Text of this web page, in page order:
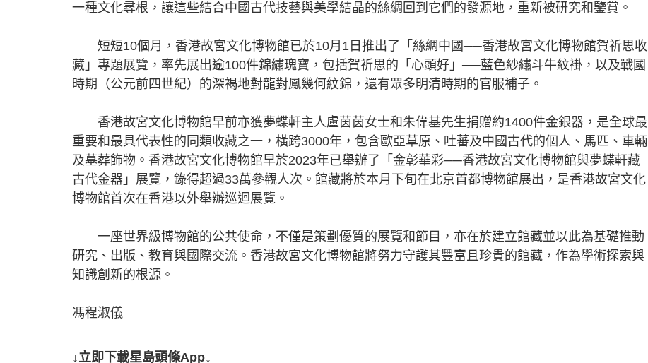
一種文化尋根，讓這些結合中國古代技藝與美學結晶的絲綢回到它們的發源地，重新被研究和鑒賞。
短短10個月，香港故宮文化博物館已於10月1日推出了「絲綢中國──香港故宮文化博物館賀祈思收
藏」專題展覽，率先展出逾100件錦繡瑰寶，包括賀祈思的「心頭好」──藍色紗繡斗牛紋褂，以及戰國
時期（公元前四世紀）的深褐地對龍對鳳幾何紋錦，還有眾多明清時期的官服補子。
香港故宮文化博物館早前亦獲夢蝶軒主人盧茵茵女士和朱偉基先生捐贈約1400件金銀器，是全球最
重要和最具代表性的同類收藏之一，橫跨3000年，包含歐亞草原、吐蕃及中國古代的個人、馬匹、車輛
及墓葬飾物。香港故宮文化博物館早於2023年已舉辦了「金彰華彩──香港故宮文化博物館與夢蝶軒藏
古代金器」展覽，錄得超過33萬參觀人次。館藏將於本月下旬在北京首都博物館展出，是香港故宮文化
博物館首次在香港以外舉辦巡迴展覽。
一座世界級博物館的公共使命，不僅是策劃優質的展覽和節目，亦在於建立館藏並以此為基礎推動
研究、出版、教育與國際交流。香港故宮文化博物館將努力守護其豐富且珍貴的館藏，作為學術探索與
知識創新的根源。
馮程淑儀
↓立即下載星島頭條App↓